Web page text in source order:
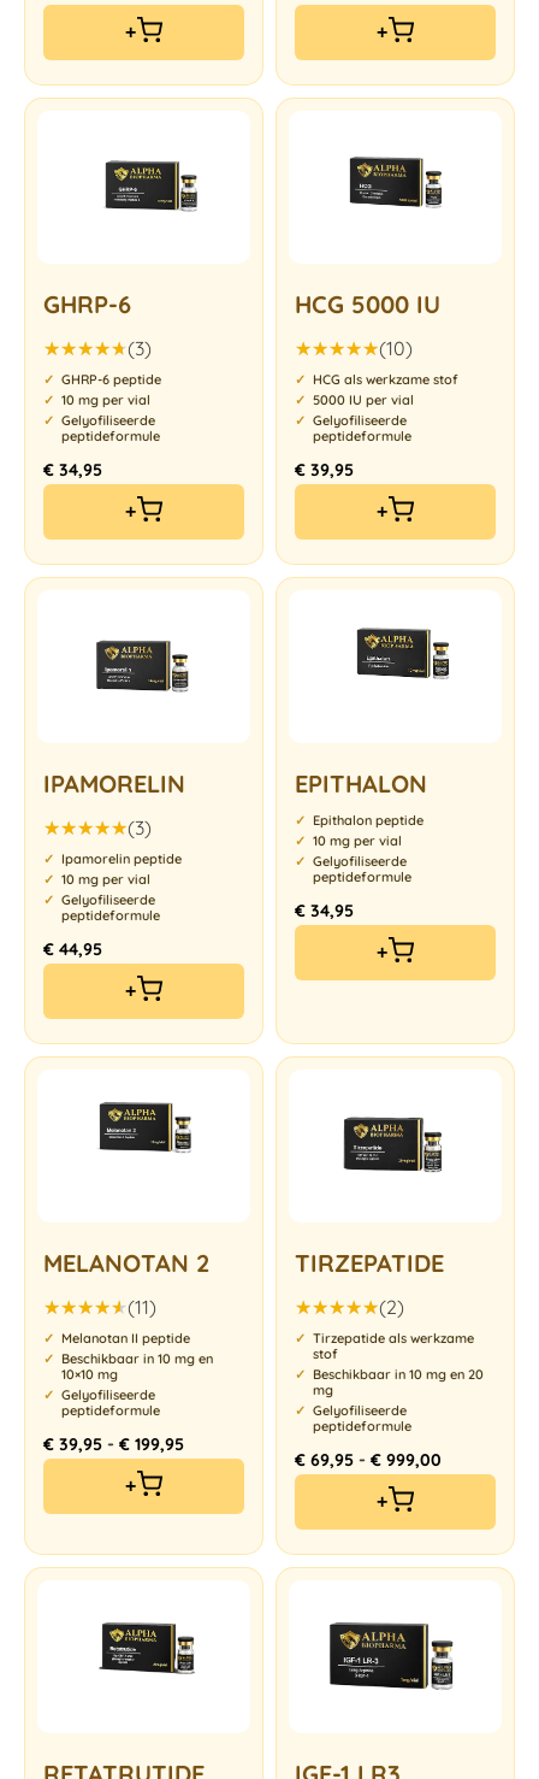
+ +
GHRP-6
Gewaardeerd
4.67uit
5
(3)
GHRP-6 peptide
10 mg per vial
Gelyofiliseerde
peptideformule
€ 34,95
+
HCG 5000 IU
Gewaardeerd
5.00uit 5
(10)
HCG als werkzame stof
5000 IU per vial
Gelyofiliseerde
peptideformule
€ 39,95
+
IPAMORELIN
Gewaardeerd
5.00uit 5
(3)
Ipamorelin peptide
10 mg per vial
Gelyofiliseerde
peptideformule
€ 44,95
+
EPITHALON
Epithalon peptide
10 mg per vial
Gelyofiliseerde
peptideformule
€ 34,95
+
MELANOTAN 2
Gewaardeerd
4.55uit
(11)
Melanotan II peptide
Beschikbaar in 10 mg en
10×10 mg
Gelyofiliseerde
peptideformule
€ 39,95 - € 199,95
+
TIRZEPATIDE
Gewaardeerd
5.00uit 5
(2)
Tirzepatide als werkzame
stof
Beschikbaar in 10 mg en 20
mg
Gelyofiliseerde
peptideformule
€ 69,95 - € 999,00
+